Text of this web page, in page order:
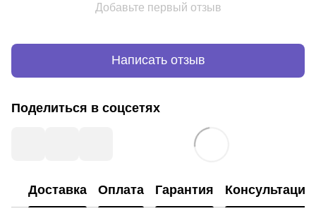
Добавьте первый отзыв
Написать отзыв
Поделиться в соцсетях
Доставка Оплата Гарантия Консультация